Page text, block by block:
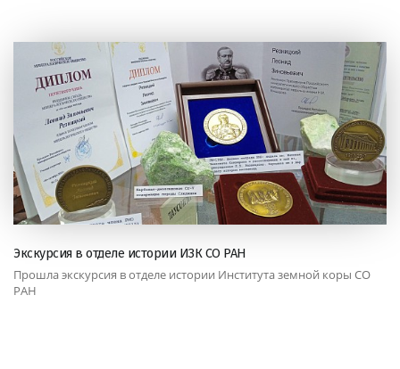
Экскурсия в отделе истории ИЗК СО РАН
Прошла экскурсия в отделе истории Института земной коры СО
РАН